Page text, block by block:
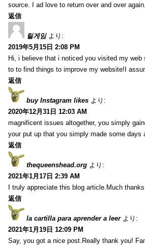
source. I ad love to return over and over
返信
릴게임 より:
2019年5月15日 2:08 PM
Hi, i believe that i noticed you visited my web
to to find things to improve my website!I
返信
buy Instagram likes より:
2020年12月31日 12:03 AM
magnificent issues altogether, you simply
your put up that you simply made some days
返信
thequeenshead.org より:
2021年1月17日 2:39 AM
I truly appreciate this blog article.Much thanks
返信
la cartilla para aprender a leer より:
2021年1月19日 12:09 PM
Say, you got a nice post.Really thank you!